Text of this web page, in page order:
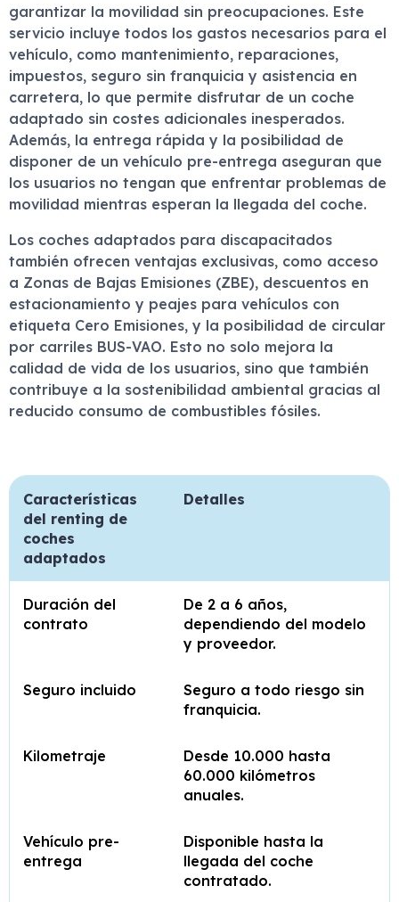
garantizar la movilidad sin preocupaciones. Este
servicio incluye todos los gastos necesarios para el
vehículo, como mantenimiento, reparaciones,
impuestos, seguro sin franquicia y asistencia en
carretera, lo que permite disfrutar de un coche
adaptado sin costes adicionales inesperados.
Además, la entrega rápida y la posibilidad de
disponer de un vehículo pre-entrega aseguran que
los usuarios no tengan que enfrentar problemas de
movilidad mientras esperan la llegada del coche.
Los coches adaptados para discapacitados
también ofrecen ventajas exclusivas, como acceso
a Zonas de Bajas Emisiones (ZBE), descuentos en
estacionamiento y peajes para vehículos con
etiqueta Cero Emisiones, y la posibilidad de circular
por carriles BUS-VAO. Esto no solo mejora la
calidad de vida de los usuarios, sino que también
contribuye a la sostenibilidad ambiental gracias al
reducido consumo de combustibles fósiles.
Características
del renting de
coches
adaptados
Detalles
Duración del
contrato
De 2 a 6 años,
dependiendo del modelo
y proveedor.
Seguro incluido
Seguro a todo riesgo sin
franquicia.
Kilometraje
Desde 10.000 hasta
60.000 kilómetros
anuales.
Vehículo pre-
entrega
Disponible hasta la
llegada del coche
contratado.